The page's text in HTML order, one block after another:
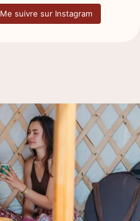
Me suivre sur Instagram